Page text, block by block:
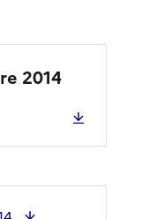
2014